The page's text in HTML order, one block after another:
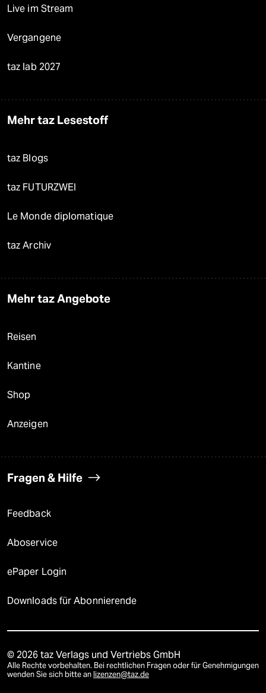
Live im Stream
Vergangene
taz lab 2027
Mehr taz Lesestoff
taz Blogs
taz FUTURZWEI
Le Monde diplomatique
taz Archiv
Mehr taz Angebote
Reisen
Kantine
Shop
Anzeigen
Fragen & Hilfe
Feedback
Aboservice
ePaper Login
Downloads für Abonnierende
© 2026 taz Verlags und Vertriebs GmbH
Alle Rechte vorbehalten. Bei rechtlichen Fragen oder für Genehmigungen
wenden Sie sich bitte an lizenzen@taz.de